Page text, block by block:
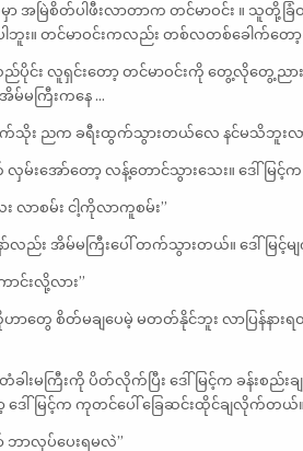
ာ အမြဲစိတ်ပါဖီးလာတာက တင်မာဝင်း ။ သူတို့ခ
ါဘူး။ တင်မာဝင်းကလည်း တစ်လတစ်ခေါက်တေ
ပိုင်း လူရှင်းတော့ တင်မာဝင်းကို တွေ့လိုတွေ့ညာ
မ်မကြီးကနေ …
က်သိုး ညက ခရီးထွက်သွားတယ်လေ နင်မသိဘူးလာ
းအော်တော့ လန့်တောင်သွားသေး။ ဒေါ်မြင့်
လာစမ်း ငါ့ကိုလာကူစမ်း”
လည်း အိမ်မကြီးပေါ် တက်သွားတယ်။ ဒေါ်မြင့်
ာင်းလို့လား”
တွေ စိတ်မချပေမဲ့ မတတ်နိုင်ဘူး လာပြန်နား
ခါးမကြီးကို ပိတ်လိုက်ပြီး ဒေါ်မြင့်က ခန်းစ
ေါ်မြင့်က ကုတင်ပေါ် ခြေဆင်းထိုင်ချလိုက်တယ်။
ာ် ဘာလုပ်ပေးရမလဲ”